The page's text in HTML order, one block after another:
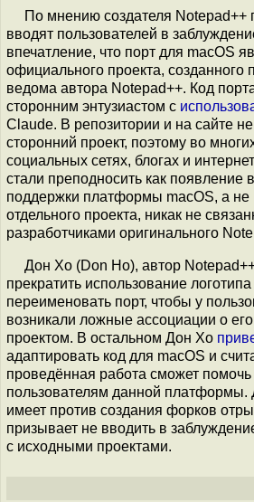
По мнению создателя Notepad++
вводят пользователей в
впечатление, что порт для macOS
официального проекта, созданного
ведома автора Notepad++. Код
сторонним энтузиастом с
Claude. В репозитории и на сайте не
сторонний проект, поэтому во
социальных сетях, блогах и
стали преподносить как появление
поддержки платформы macOS, а не
отдельного проекта, никак не
разработчиками оригинального
Дон Хо (Don Ho), автор
прекратить использование
переименовать порт, чтобы у
возникали ложные ассоциации о
проектом. В остальном Дон Хо
адаптировать код для macOS и
проведённая работа сможет
пользователям данной платформы.
имеет против создания форков
призывает не вводить в
с исходными проектами.